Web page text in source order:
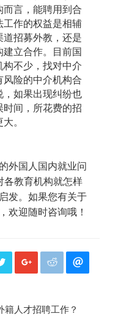
言，能聘用到合
工作的权益是相辅
招募外教，还是
立合作。目前国
构不少，找对中介
险的中介机构合
，如果出现纠纷也
时间，所花费的招
。
外国人国内就业问
各教育机构就怎样
发。如果您有关于
欢迎随时咨询哦！
籍人才招聘工作？